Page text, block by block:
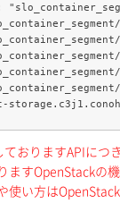
おりますAPIにつ
ますOpenStackの
使い方は